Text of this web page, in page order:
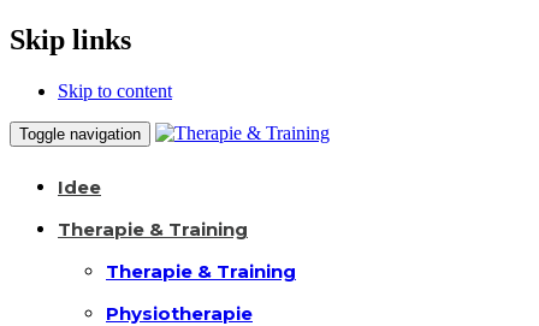
Skip links
Skip to content
Toggle navigation
Idee
Therapie & Training
Therapie & Training
Physiotherapie